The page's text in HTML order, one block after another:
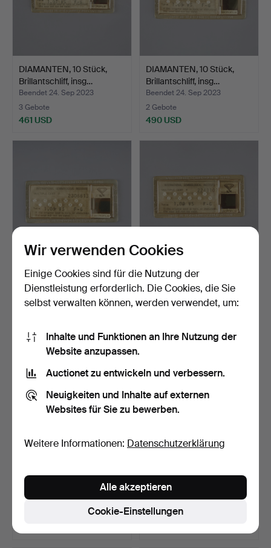
DIAMANTEN, 10 Stück,
Brillantschliff, insg…
Beendet 24. Sep 2023
3 Gebote
461 USD
DIAMANTEN, 10 Stück,
Brillantschliff, insg…
Beendet 24. Sep 2023
2 Gebote
490 USD
DIAMANTEN, Brillantschliff,
insgesamt 1,05…
Beendet 24. Sep 2023
DIAMANTEN, 10 Stück,
Brillantschliff, insg…
Beendet 24. Sep 2023
DIAMANTEN, 8 Stück,
Beendet 24. Sep 2023
DIAMANTEN, 10 Stück,
Brillantschliff, insg…
Beendet 24. Sep 2023
10 Gebote
Wir verwenden Cookies
Einige Cookies sind für die Nutzung der
Dienstleistung erforderlich. Die Cookies, die Sie
selbst verwalten können, werden verwendet, um:
Inhalte und Funktionen an Ihre Nutzung der
Website anzupassen.
Auctionet zu entwickeln und verbessern.
Neuigkeiten und Inhalte auf externen
Websites für Sie zu bewerben.
Weitere Informationen: Datenschutzerklärung
Cookie-Einstellungen
Alle akzeptieren